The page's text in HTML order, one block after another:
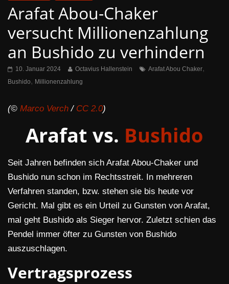
Arafat Abou-Chaker
versucht Millionenzahlung
an Bushido zu verhindern
10. Januar 2024 Octavius Hallenstein Arafat Abou Chaker,
Bushido, Millionenzahlung
(© Marco Verch / CC 2.0)
Arafat vs. Bushido
Seit Jahren befinden sich Arafat Abou-Chaker und
Bushido nun schon im Rechtsstreit. In mehreren
Verfahren standen, bzw. stehen sie bis heute vor
Gericht. Mal gibt es ein Urteil zu Gunsten von Arafat,
mal geht Bushido als Sieger hervor. Zuletzt schien das
Pendel immer öfter zu Gunsten von Bushido
auszuschlagen.
Vertragsprozess